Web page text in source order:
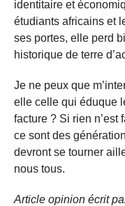
identitaire et
étudiants africains et
ses portes, elle perd
historique de terre
Je ne peux que
elle celle qui éduque
facture ? Si rien n’est
ce sont des
devront se tourner
nous tous.
Article opinion écrit